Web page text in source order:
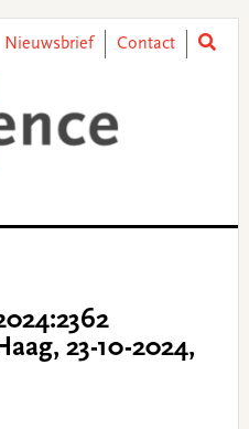
Nieuwsbrief Contact
23-10-2024,